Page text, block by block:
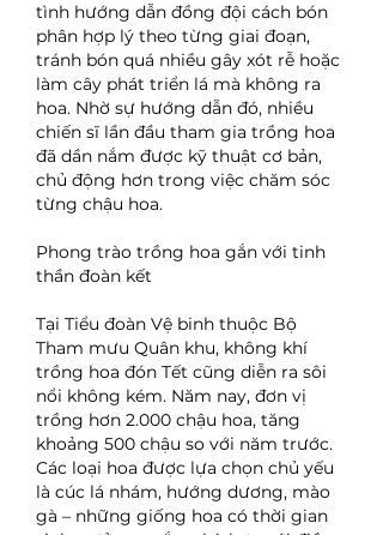
tình hướng dẫn đồng đội cách bón
phân hợp lý theo từng giai đoạn,
tránh bón quá nhiều gây xót rễ hoặc
làm cây phát triển lá mà không ra
hoa. Nhờ sự hướng dẫn đó, nhiều
chiến sĩ lần đầu tham gia trồng hoa
đã dần nắm được kỹ thuật cơ bản,
chủ động hơn trong việc chăm sóc
từng chậu hoa.
Phong trào trồng hoa gắn với tinh
thần đoàn kết
Tại Tiểu đoàn Vệ binh thuộc Bộ
Tham mưu Quân khu, không khí
trồng hoa đón Tết cũng diễn ra sôi
nổi không kém. Năm nay, đơn vị
trồng hơn 2.000 chậu hoa, tăng
khoảng 500 chậu so với năm trước.
Các loại hoa được lựa chọn chủ yếu
là cúc lá nhám, hướng dương, mào
gà – những giống hoa có thời gian